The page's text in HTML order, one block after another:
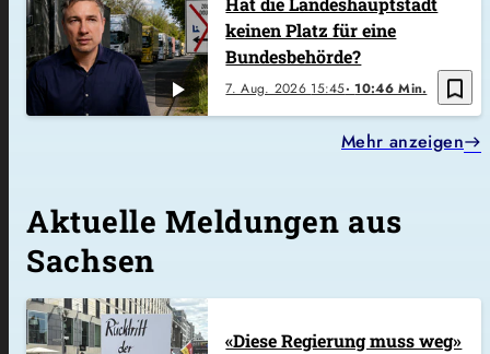
bookmark_border
7. Aug. 2026 15:45 10:46 Min.
keinen Platz für eine
Bundesbehörde?
Mehr anzeigen
Aktuelle Meldungen aus
Sachsen
«Diese Regierung muss weg»